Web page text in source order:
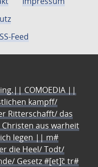
Feed
COMOEDIA ||
kampff/
Ritterschafft/ das
aus warheit
legen || m#
die Heel/ Todt/
Gesetz #[et]c̃ tr#